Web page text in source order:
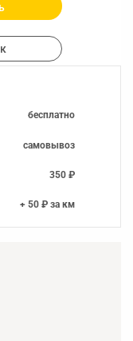
бесплатно
самовывоз
350 ₽
+ 50 ₽ за км